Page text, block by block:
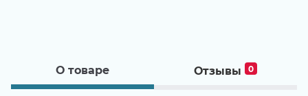
О товаре Отзывы 0